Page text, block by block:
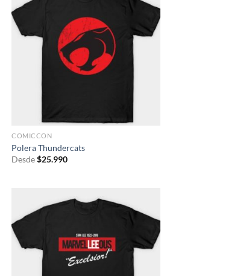
COMICCON
Polera Thundercats
Desde$25.990